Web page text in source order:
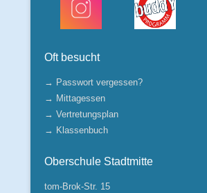
Oft besucht
→ Passwort vergessen?
→ Mittagessen
→ Vertretungsplan
→ Klassenbuch
Oberschule Stadtmitte
tom-Brok-Str. 15